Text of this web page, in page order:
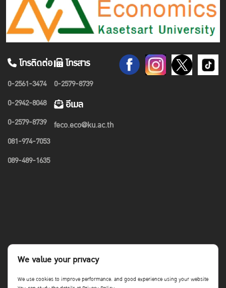
โทรติดต่อ
0-2561-3474
0-2942-8048
0-2579-8739
081-974-7053
089-489-1635
โทรสาร
0-2579-8739
อีเมล
feco.eco@ku.ac.th
We value your privacy
We use cookies to improve performance. and good experience using your website